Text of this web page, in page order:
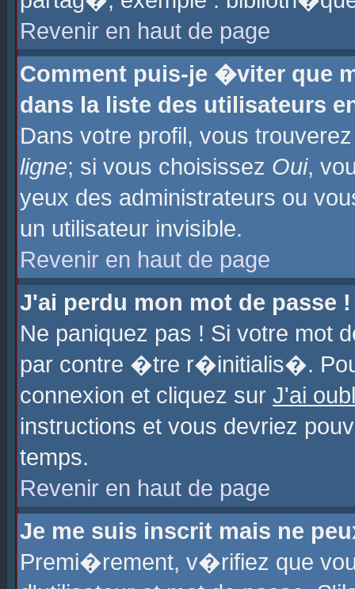
Revenir en haut de page
Comment puis-je �viter que
dans la liste des utilisateurs
Dans votre profil, vous
ligne; si vous choisissez Oui,
yeux des administrateurs ou
un utilisateur invisible.
Revenir en haut de page
J'ai perdu mon mot de passe !
Ne paniquez pas ! Si votre
par contre �tre r�initialis�.
connexion et cliquez sur J'ai
instructions et vous devriez
temps.
Revenir en haut de page
Je me suis inscrit mais ne
Premi�rement, v�rifiez que